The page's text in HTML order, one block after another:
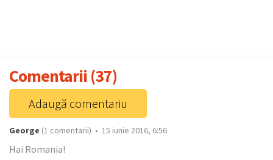
Comentarii (37)
Adaugă comentariu
George (1 comentarii) • 15 iunie 2016, 6:56
Hai Romania!